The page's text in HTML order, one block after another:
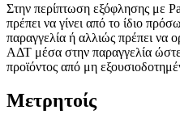
Στην περίπτωση εξόφλησης με
πρέπει να γίνει από το ίδιο
παραγγελία ή αλλιώς πρέπει να
ΑΔΤ μέσα στην παραγγελία
προϊόντος από μη
Μετρητοίς